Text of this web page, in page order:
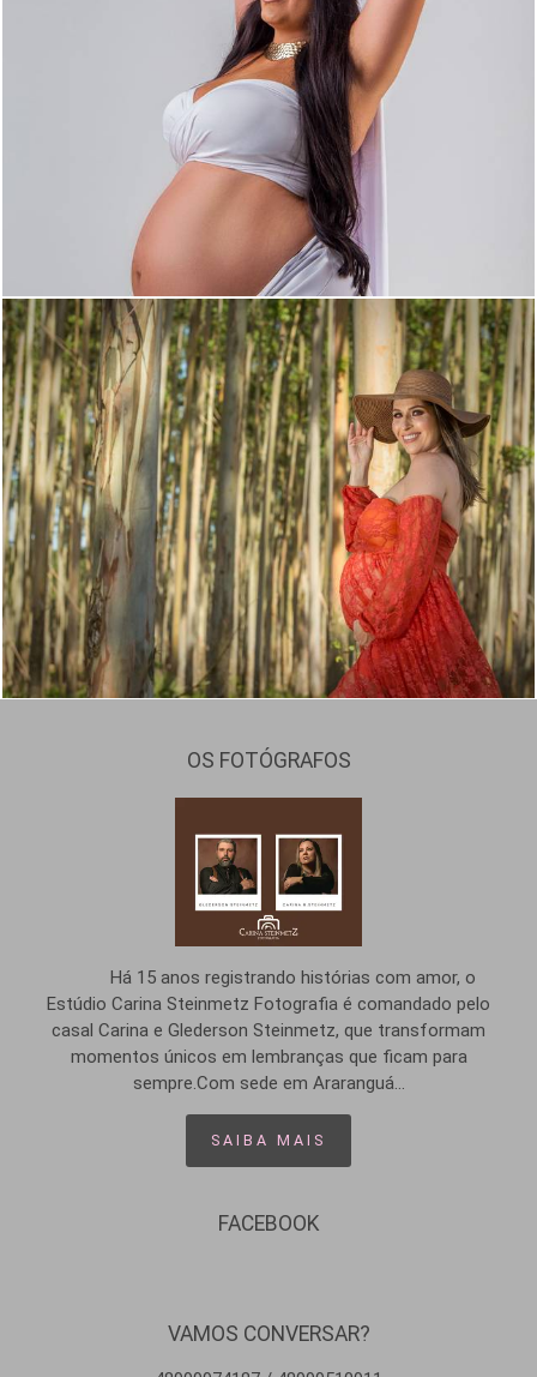
576 0
1059 5
OS FOTÓGRAFOS
Há 15 anos registrando histórias com amor, o
Estúdio Carina Steinmetz Fotografia é comandado pelo
casal Carina e Glederson Steinmetz, que transformam
momentos únicos em lembranças que ficam para
sempre.Com sede em Araranguá...
SAIBA MAIS
FACEBOOK
VAMOS CONVERSAR?